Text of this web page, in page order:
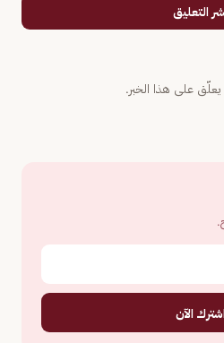
التعليق
على هذا الخبر.
الآن